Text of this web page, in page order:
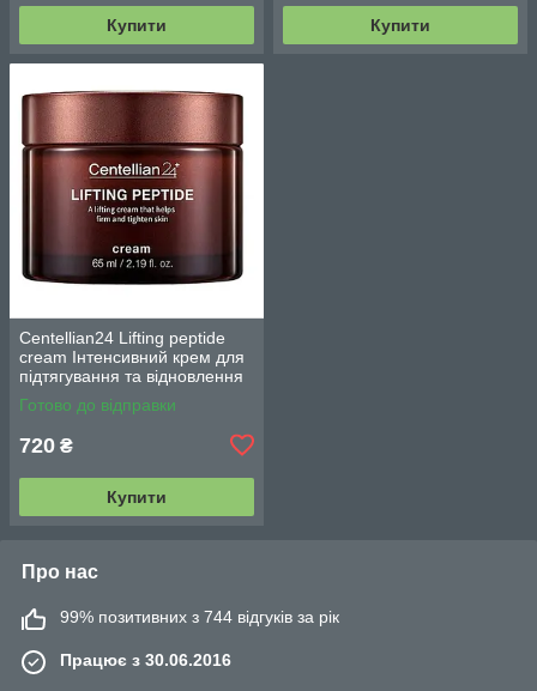
Купити Купити
Centellian24 Lifting peptide
cream Інтенсивний крем для
підтягування та відновлення
шкіри 65 мл.
Готово до відправки
720 ₴
Купити
Про нас
99% позитивних з 744 відгуків за рік
Працює з 30.06.2016